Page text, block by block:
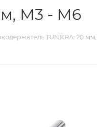
М3 - М6
TUNDRA, 20